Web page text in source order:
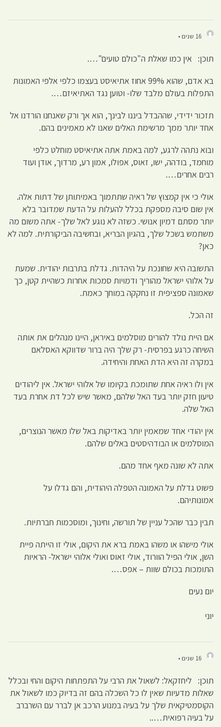
16 שנים •
תוכן: אין כמו שאלת ה"כולם טועים"….
בא אדם, שהוא 99% אחוז אתיאיסט בעצמו כלפי אלפי האמונות
התפלות בעולם מלבד שלו- וטוען נגד האתיאיזם….
תזכור ידידי, שההבדל ביננו לבינך, הוא אך ורק שאנחנו הורדנו אל
אחד יותר ממך מרשימת האלים שאנו לא מאמינים בהם.
ובוא נתהה לרגע, למה באמת אתה אתיאיסט מוחלט כלפי
מוחמד, בודהה, ישו, זאוס, אפולו, אמון רע, מרדוך, אודן ועוד
רבים אחרים….
אולי כי אין קמצוץ של ראיה שתתמוך באמיתותן של דתות אלה.
אין שום סיבה מספקת בכלל להעלות על הדעת שמדובר בלא
יותר מסתם דמיון אנושי. כשזה לא נוגע לאל שלך- אתה משום מה
משתמש בשכל שלך, בהגיון הבריא, ובחשיבה הביקורתית. למה לא
כאן?
התשובה היא שחונכת על היהדות. גדלת בתרבות יהודית. שמעת
על אלוהי ישראל מהוריך ודמויות סמכות אחרות כשהיית קטן, כך
שאמונה ספציפית זו נחקקה במוחך כאמת.
זה הכל.
אם היית נולד להורים מוסלמים באיראן, היינו מנהלים את אותה
השיחה כרגע בפרסית- רק שלך היה ברור שדווקא האסלאם
במקרה זה היא הדת האחת והיחידה.
אין ולו ראיה אחת שתומכת בקיומו של אלוהי ישראל. אין ליהודים
טיעון חזק יותר בעד האל שלהם, מאשר שיש לכל דת אחרת בעד
האל שלה.
אין יהודי אחד שמאמין יותר באדיקות באל שלו מאשר הנוצרים,
המוסלמים או הבודהיסטים באלים שלהם.
אתה לא שונה מאף אחד מהם.
פשוט גדלת על האמונה הטפלה היהודית, והם גדלו על
אמונותיהם.
תבין כבר שהכל עניין של תורשה, וחינוך, ומוסכמות חברתיות.
אולי מישהו או משהו באמת ברא את היקום, אולי זו הייתה פיית
השן, אולי הפיל הוורוד, אולי זאוס ואולי אלוהי ישראל- הראיות
התומכות בכולם שוות – אפס….
יום נעים
יוני
16 שנים •
תוכן: ליחזקאל: לשאול את הרבי על התפתחות היקום והחי ובכלל
שאלות מדעיות שאין לו כל השכלה בהם זה בדיוק כמו לשאול את
הקוסמטיקאית שלך על בעיה במנוע הרכב אן לברר עם השרברב
על בעיה רפואית…..